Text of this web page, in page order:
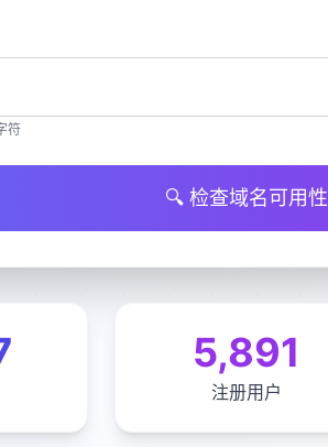
符
🔍 检查域名可用性
5,891
注册用户